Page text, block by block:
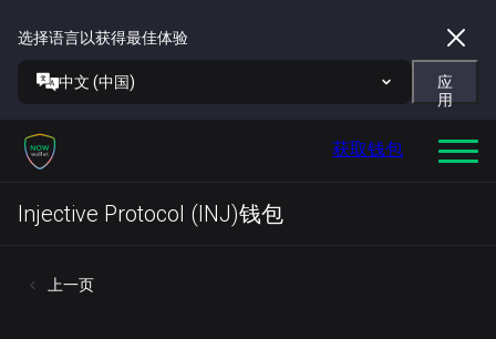
选择语言以获得最佳体验
中文 (中国)
应
用
获取钱包
Injective Protocol (INJ)钱包
上一页